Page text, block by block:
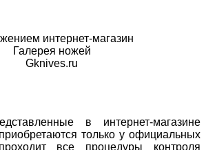
интернет-магазин
Галерея ножей
Gknives.ru
в интернет-магазине
только у официальных
все процедуры контроля